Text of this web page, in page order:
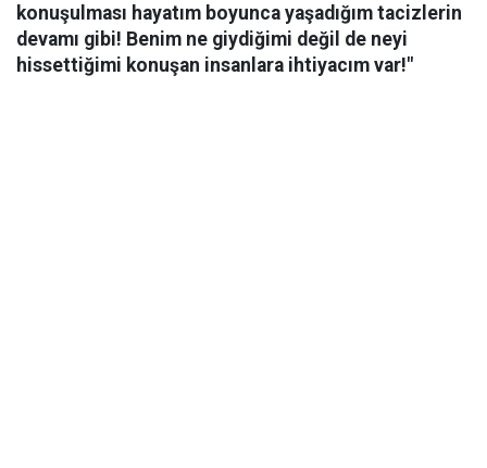
konuşulması hayatım boyunca yaşadığım tacizlerin
devamı gibi! Benim ne giydiğimi değil de neyi
hissettiğimi konuşan insanlara ihtiyacım var!"